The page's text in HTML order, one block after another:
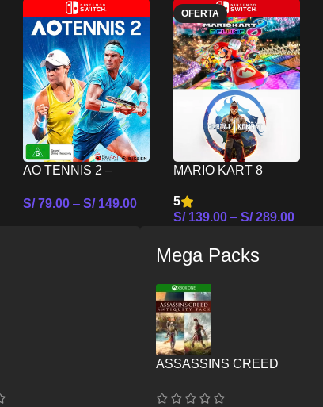
AO TENNIS 2 –
S/79.00 – S/149.00
OFERTA
MARIO KART 8
MORTAL KOMBAT 1
– NINTENDO
5
S/139.00 – S/289.00
Mega Packs
ASSASSINS CREED